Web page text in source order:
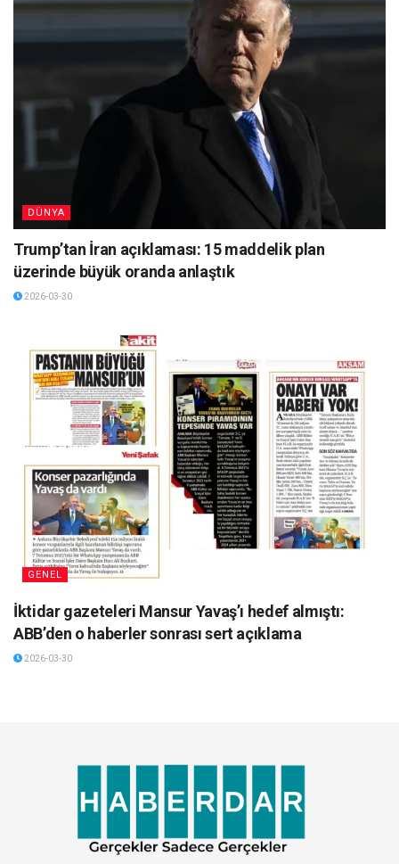
DÜNYA
Trump’tan İran açıklaması: 15 maddelik plan
üzerinde büyük oranda anlaştık
2026-03-30
GENEL
İktidar gazeteleri Mansur Yavaş’ı hedef almıştı:
ABB’den o haberler sonrası sert açıklama
2026-03-30